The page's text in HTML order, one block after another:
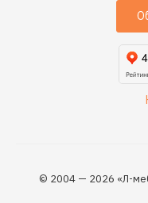
© 2004 — 2026 «Л-